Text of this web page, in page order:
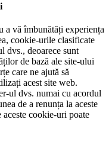
a vă îmbunătăți experiența
cookie-urile clasificate
dvs., deoarece sunt
de bază ale site-ului
care ne ajută să
acest site web.
ul dvs. numai cu acordul
de a renunța la aceste
cookie-uri poate